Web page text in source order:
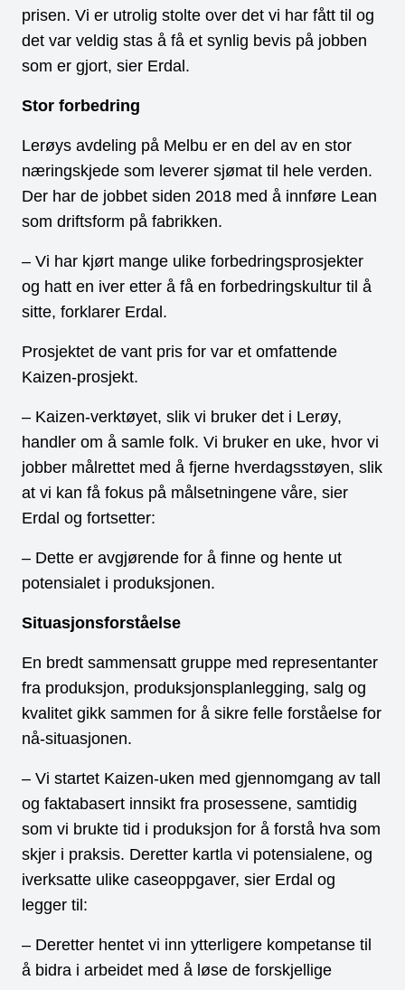
prisen. Vi er utrolig stolte over det vi har fått til og
det var veldig stas å få et synlig bevis på jobben
som er gjort, sier Erdal.
Stor forbedring
Lerøys avdeling på Melbu er en del av en stor
næringskjede som leverer sjømat til hele verden.
Der har de jobbet siden 2018 med å innføre Lean
som driftsform på fabrikken.
– Vi har kjørt mange ulike forbedringsprosjekter
og hatt en iver etter å få en forbedringskultur til å
sitte, forklarer Erdal.
Prosjektet de vant pris for var et omfattende
Kaizen-prosjekt.
– Kaizen-verktøyet, slik vi bruker det i Lerøy,
handler om å samle folk. Vi bruker en uke, hvor vi
jobber målrettet med å fjerne hverdagsstøyen, slik
at vi kan få fokus på målsetningene våre, sier
Erdal og fortsetter:
– Dette er avgjørende for å finne og hente ut
potensialet i produksjonen.
Situasjonsforståelse
En bredt sammensatt gruppe med representanter
fra produksjon, produksjonsplanlegging, salg og
kvalitet gikk sammen for å sikre felle forståelse for
nå-situasjonen.
– Vi startet Kaizen-uken med gjennomgang av tall
og faktabasert innsikt fra prosessene, samtidig
som vi brukte tid i produksjon for å forstå hva som
skjer i praksis. Deretter kartla vi potensialene, og
iverksatte ulike caseoppgaver, sier Erdal og
legger til:
– Deretter hentet vi inn ytterligere kompetanse til
å bidra i arbeidet med å løse de forskjellige